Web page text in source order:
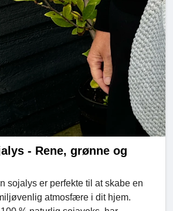
- Rene, grønne og
sojalys er perfekte til at skabe en
atmosfære i dit hjem.